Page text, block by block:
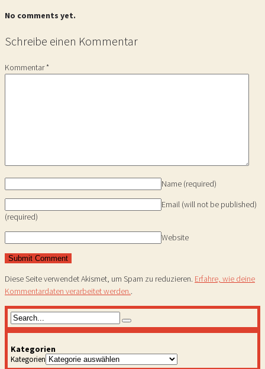
No comments yet.
Schreibe einen Kommentar
Kommentar*
Name (required)
Email (will not be published)
(required)
Website
Diese Seite verwendet Akismet, um Spam zu reduzieren. Erfahre, wie deine
Kommentardaten verarbeitet werden..
Kategorien
Kategorien